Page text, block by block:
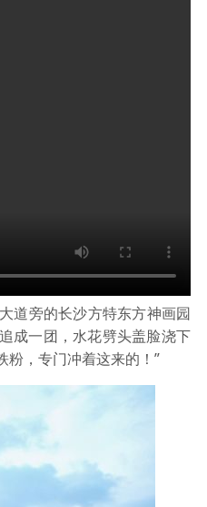
道旁的长沙方特东方神画园
成一团，水花劈头盖脸浇下
粉，专门冲着这来的！”